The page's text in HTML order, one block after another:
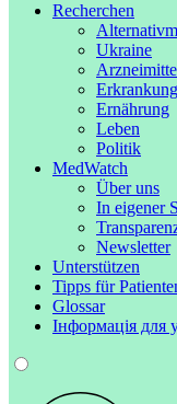
Recherchen
Ukraine
Ernährung
Leben
Politik
MedWatch
Über uns
In eigener
Newsletter
Unterstützen
Tipps für
Glossar
Інформація для